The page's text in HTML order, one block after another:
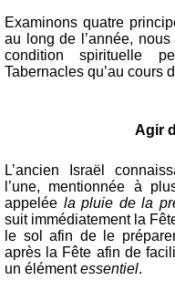
Examinons quatre
au long de l’année,
condition spirituelle
Tabernacles qu’au cours
Agir
L’ancien Israël
l’une, mentionnée à
appelée la pluie de la
suit immédiatement la
le sol afin de le
après la Fête afin de
un élémentessentiel.